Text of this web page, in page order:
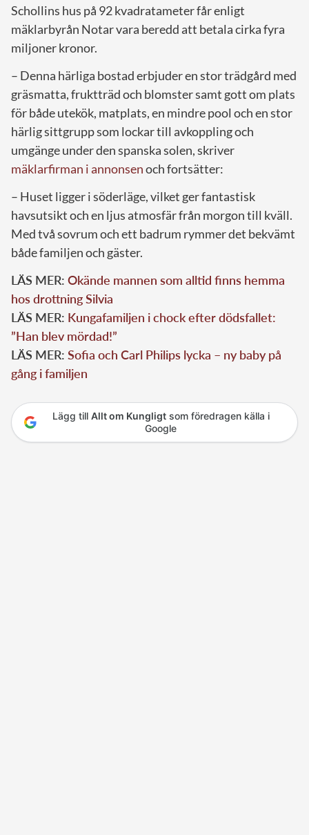
Schollins hus på 92 kvadratameter får enligt
mäklarbyrån Notar vara beredd att betala cirka fyra
miljoner kronor.
– Denna härliga bostad erbjuder en stor trädgård med
gräsmatta, fruktträd och blomster samt gott om plats
för både utekök, matplats, en mindre pool och en stor
härlig sittgrupp som lockar till avkoppling och
umgänge under den spanska solen, skriver
mäklarfirman i annonsenoch fortsätter:
– Huset ligger i söderläge, vilket ger fantastisk
havsutsikt och en ljus atmosfär från morgon till kväll.
Med två sovrum och ett badrum rymmer det bekvämt
både familjen och gäster.
LÄS MER: Okände mannen som alltid finns hemma
hos drottning Silvia
LÄS MER: Kungafamiljen i chock efter dödsfallet:
”Han blev mördad!”
LÄS MER: Sofia och Carl Philips lycka – ny baby på
gång i familjen
Lägg till Allt om Kungligtsom föredragen källa i
Google